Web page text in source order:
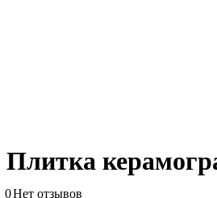
Плитка
0Нет отзывов